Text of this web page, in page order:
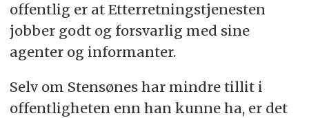
offentlig er at Etterretningstjenesten
jobber godt og forsvarlig med sine
agenter og informanter.
Selv om Stensønes har mindre tillit i
offentligheten enn han kunne ha, er det